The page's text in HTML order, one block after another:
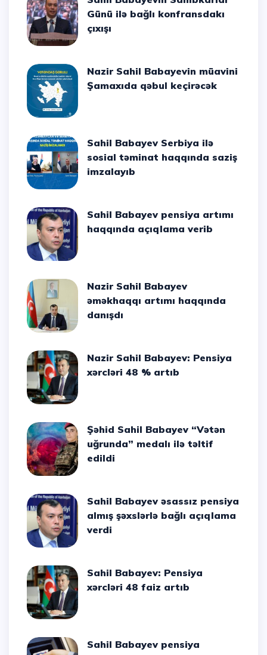
Günü ilə bağlı konfransdakı
çıxışı
Nazir Sahil Babayevin müavini
Şamaxıda qəbul keçirəcək
Sahil Babayev Serbiya ilə
sosial təminat haqqında saziş
imzalayıb
Sahil Babayev pensiya artımı
haqqında açıqlama verib
Nazir Sahil Babayev
əməkhaqqı artımı haqqında
danışdı
Nazir Sahil Babayev: Pensiya
xərcləri 48 % artıb
Şəhid Sahil Babayev “Vətən
uğrunda” medalı ilə təltif
edildi
Sahil Babayev əsassız pensiya
almış şəxslərlə bağlı açıqlama
verdi
Sahil Babayev: Pensiya
xərcləri 48 faiz artıb
Sahil Babayev pensiya